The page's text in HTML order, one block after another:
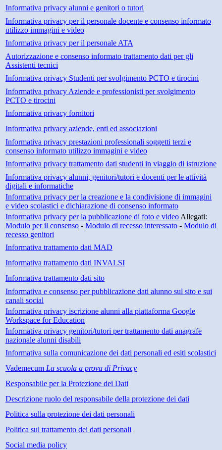
Informativa privacy alunni e genitori o tutori
Informativa privacy per il personale docente e consenso informato
utilizzo immagini e video
Informativa privacy per il personale ATA
Autorizzazione e consenso informato trattamento dati per gli
Assistenti tecnici
Informativa privacy Studenti per svolgimento PCTO e tirocini
Informativa privacy Aziende e professionisti per svolgimento
PCTO e tirocini
Informativa privacy fornitori
Informativa privacy aziende, enti ed associazioni
Informativa privacy prestazioni professionali soggetti terzi e
consenso informato utilizzo immagini e video
Informativa privacy trattamento dati studenti in viaggio di istruzione
Informativa privacy alunni, genitori/tutori e docenti per le attività
digitali e informatiche
Informativa privacy per la creazione e la condivisione di immagini
e video scolastici e dichiarazione di consenso informato
Informativa privacy per la pubblicazione di foto e video Allegati:
Modulo per il consenso - Modulo di recesso interessato - Modulo di
recesso genitori
Informativa trattamento dati MAD
Informativa trattamento dati INVALSI
Informativa trattamento dati sito
Informativa e consenso per pubblicazione dati alunno sul sito e sui
canali social
Informativa privacy iscrizione alunni alla piattaforma Google
Workspace for Education
Informativa privacy genitori/tutori per trattamento dati anagrafe
nazionale alunni disabili
Informativa sulla comunicazione dei dati personali ed esiti scolastici
Vademecum La scuola a prova di Privacy
Responsabile per la Protezione dei Dati
Descrizione ruolo del responsabile della protezione dei dati
Politica sulla protezione dei dati personali
Politica sul trattamento dei dati personali
Social media policy